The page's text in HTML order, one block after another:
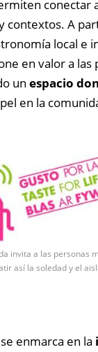
conectar
contextos. A
local e
en valor a las
un espacio
en la
invita a las personas
así la soledad y el
enmarca en la